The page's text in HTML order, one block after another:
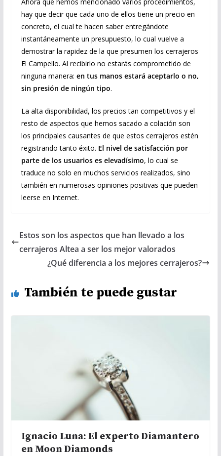
hay que decir que cada uno de ellos tiene un precio en
concreto, el cual te hacen saber entregándote
instantáneamente un presupuesto, lo cual vuelve a
demostrar la rapidez de la que presumen los cerrajeros
El Campello. Al recibirlo no estarás comprometido de
ninguna manera: en tus manos estará aceptarlo o no,
sin presión de ningún tipo.
La alta disponibilidad, los precios tan competitivos y el
resto de aspectos que hemos sacado a colación son
los principales causantes de que estos cerrajeros estén
registrando tanto éxito. El nivel de satisfacción por
parte de los usuarios es elevadísimo, lo cual se
traduce no solo en muchos servicios realizados, sino
también en numerosas opiniones positivas que pueden
leerse en Internet.
Estos son los aspectos que han llevado a los
cerrajeros Altea a ser los mejor valorados
¿Qué diferencia a los mejores cerrajeros?
También te puede gustar
Ignacio Luna: El experto Diamantero
en Moon Diamonds